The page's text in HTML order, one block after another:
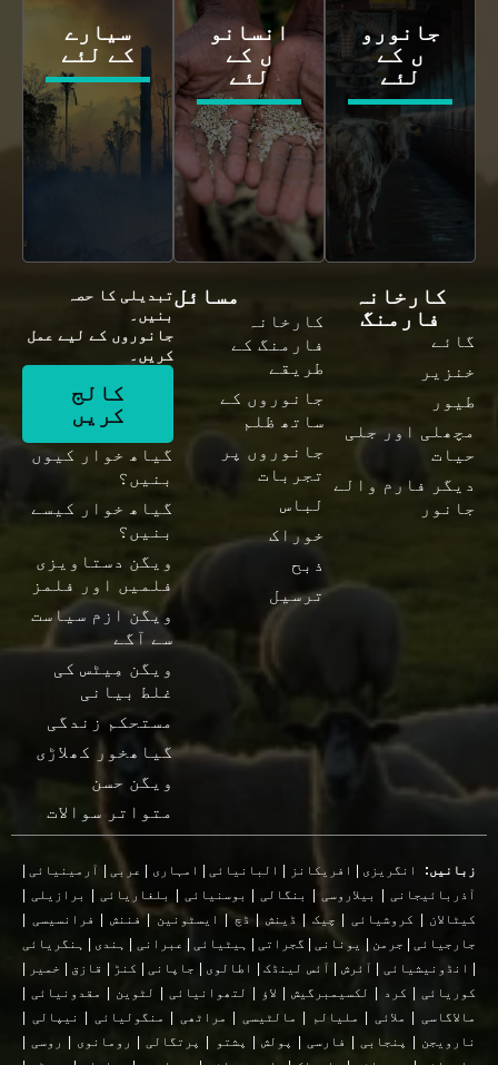
جانورو
ں کے
لئے
انسانو
ں کے
لئے
سیارے
کے لئے
کارخانہ
فارمنگ
گائے
خنزیر
طیور
مچھلی اور جلی
حیات
دیگر فارم والے
جانور
مسائل
کارخانہ
فارمنگ کے
طریقے
جانوروں کے
ساتھ ظلم
جانوروں پر
تجربات
لباس
خوراک
ذبح
ترسیل
تبدیلی کا حصہ
بنیں۔
جانوروں کے لیے عمل
کریں۔
کالج
کریں
گیاھ خوار کیوں
بنیں؟
گیاھ خوار کیسے
بنیں؟
ویگن دستاویزی
فلمیں اور فلمز
ویگن ازم سیاست
سے آگے
ویگن مِیٹس کی
غلط بیانی
مستحکم زندگی
گیاھخور کھلاڑی
ویگن حسن
متواتر سوالات
زبانیں: انگریزی | افریکانز | البانیائی | امہاری | عربی | آرمینیائی
|
آذربائیجانی
| بیلاروسی | بنگالی | بوسنیائی | بلغاریائی | برازیلی
|
کیٹالان | کروشیائی | چیک | ڈینش |ڈچ| ایسٹونین |فننش | فرانسیسی
|
جارجیائی
| جرمن | یونانی | گجراتی | ہیٹیائی | عبرانی | ہندی |
ہنگریائی
| انڈونیشیائی | آئرش | آئس لینڈک| اطالوی | جاپانی | کنڑ | قازق | خمیر |
کوریائی
| کرد | لکسیمبرگیش | لاؤ | لتھوانیائی | لٹوین | مقدونیائی
|
مالاگاسی
| ملائی | ملیالم | مالٹیسی | مراٹھی | منگولیائی | نیپالی
|
نارویجن | پنجابی | فارسی | پولش | پشتو | پرتگالی | رومانوی | روسی
|